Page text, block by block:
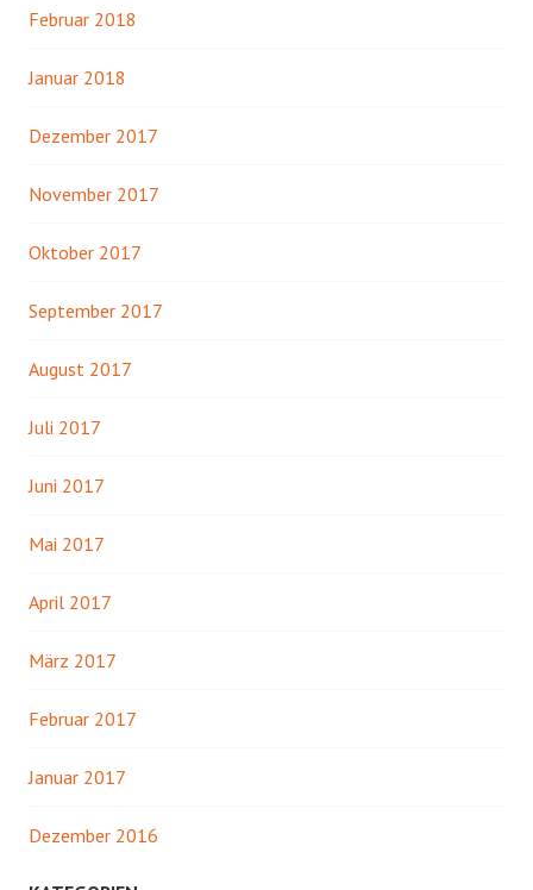
Februar 2018
Januar 2018
Dezember 2017
November 2017
Oktober 2017
September 2017
August 2017
Juli 2017
Juni 2017
Mai 2017
April 2017
März 2017
Februar 2017
Januar 2017
Dezember 2016